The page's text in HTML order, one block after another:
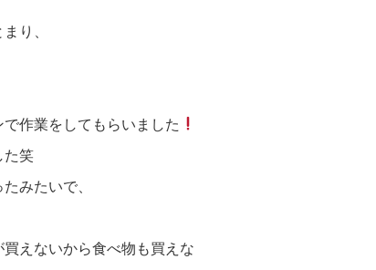
り、
作業をしてもらいました
た笑
みたいで、
えないから食べ物も買えな